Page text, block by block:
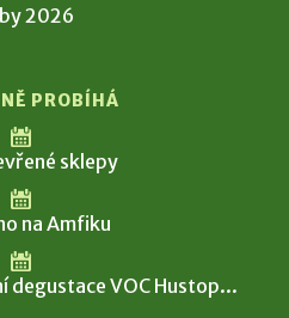
2026
PROBÍHÁ
sklepy
na Amfiku
degustace VOC Hustop...